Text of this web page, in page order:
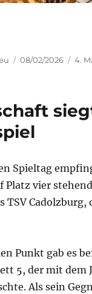
Veröffentlicht
08/02/2026 4.
Spieltag
Platz vier
TSV Cadolzburg,
Punkt gab es
5, der mit dem
Als sein